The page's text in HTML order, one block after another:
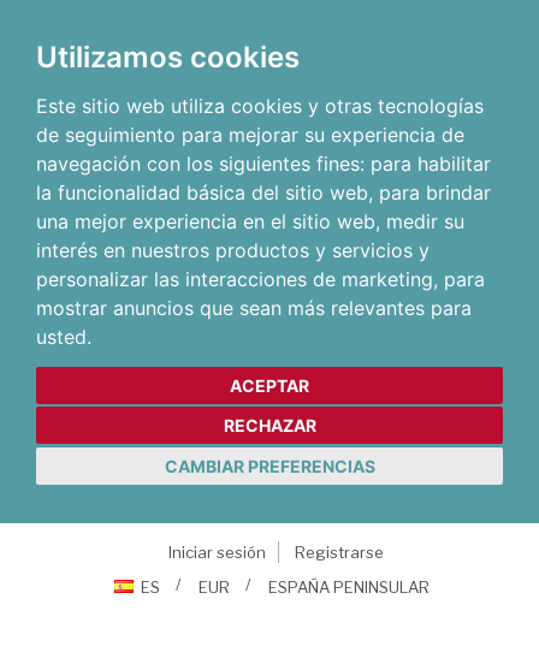
Utilizamos cookies
Este sitio web utiliza cookies y otras tecnologías
de seguimiento para mejorar su experiencia de
navegación con los siguientes fines: para habilitar
la funcionalidad básica del sitio web, para brindar
una mejor experiencia en el sitio web, medir su
interés en nuestros productos y servicios y
personalizar las interacciones de marketing, para
mostrar anuncios que sean más relevantes para
usted.
ACEPTAR
RECHAZAR
CAMBIAR PREFERENCIAS
Iniciar sesión
Registrarse
ES
EUR ESPAÑA PENINSULAR